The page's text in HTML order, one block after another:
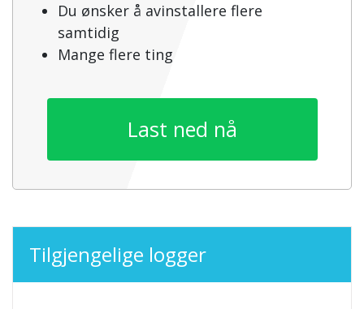
Du ønsker å avinstallere flere
samtidig
Mange flere ting
Last ned nå
Tilgjengelige logger